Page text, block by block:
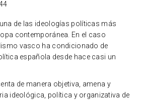
de las ideologías políticas más
contemporánea. En el caso
vasco ha condicionado de
española desde hace casi un
de manera objetiva, amena y
ideológica, política y organizativa de